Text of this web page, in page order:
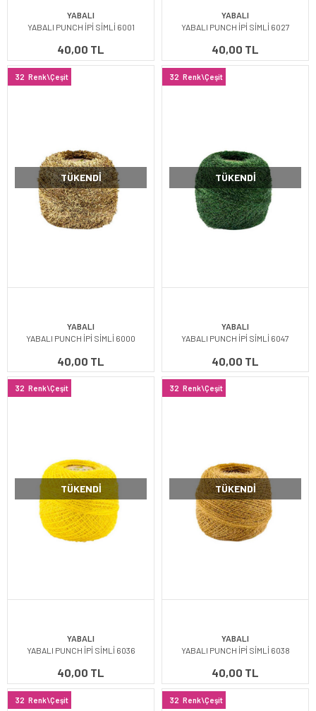
YABALI
YABALI PUNCH İPİ SİMLİ 6001
40,00 TL
YABALI
YABALI PUNCH İPİ SİMLİ 6027
40,00 TL
32 Renk\Çeşit
TÜKENDI
YABALI
YABALI PUNCH İPİ SİMLİ 6000
40,00 TL
32 Renk\Çeşit
TÜKENDI
YABALI
YABALI PUNCH İPİ SİMLİ 6047
40,00 TL
32 Renk\Çeşit
TÜKENDI
YABALI
YABALI PUNCH İPİ SİMLİ 6036
40,00 TL
32 Renk\Çeşit
TÜKENDI
YABALI
YABALI PUNCH İPİ SİMLİ 6038
40,00 TL
32 Renk\Çeşit 32 Renk\Çeşit